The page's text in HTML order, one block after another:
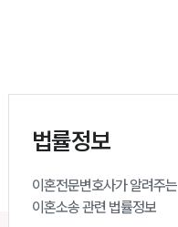
법률정보
이혼전문변호사가 알려주는
이혼소송 관련 법률정보